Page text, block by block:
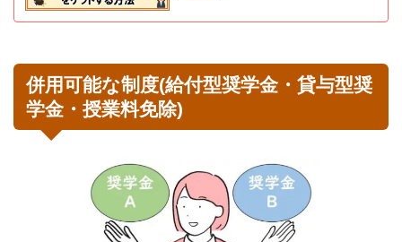
併用可能な制度(給付型奨学金・貸与型奨
学金・授業料免除)